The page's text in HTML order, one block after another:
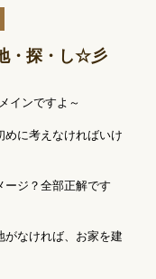
・探・し☆彡
インですよ～
めに考えなければいけ
ージ？全部正解です
がなければ、お家を建